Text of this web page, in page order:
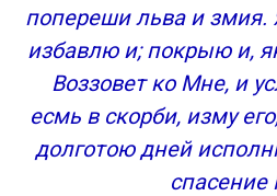
попереши льва и змия.
избавлю и; покрыю и,
Воззовет ко Мне, и
есмь в скорби, изму
долготою дней
спасение